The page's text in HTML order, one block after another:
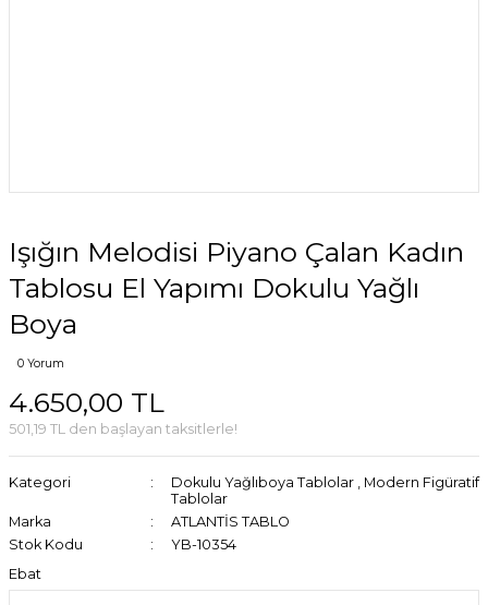
Işığın Melodisi Piyano Çalan Kadın
Tablosu El Yapımı Dokulu Yağlı
Boya
0 Yorum
4.650,00 TL
501,19 TL den başlayan taksitlerle!
Kategori Dokulu Yağlıboya Tablolar , Modern Figüratif
Tablolar
Marka
ATLANTİS TABLO
Stok Kodu
YB-10354
Ebat